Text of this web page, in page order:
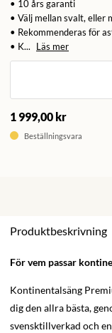
• 10 års garanti
• Välj mellan svalt, eller
• Rekommenderas för
• K...
Läs mer
1 999,00 kr
Beställningsvara
Produktbeskrivning
För vem passar
Kontinentalsäng
dig den allra bästa,
svensktillverkad och